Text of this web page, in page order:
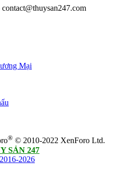
Mại
® © 2010-2022 XenForo Ltd.
SẢN 247
2026